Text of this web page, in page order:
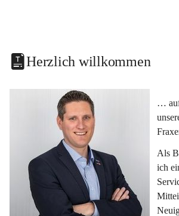
Herzlich willkommen
…
Als
ich